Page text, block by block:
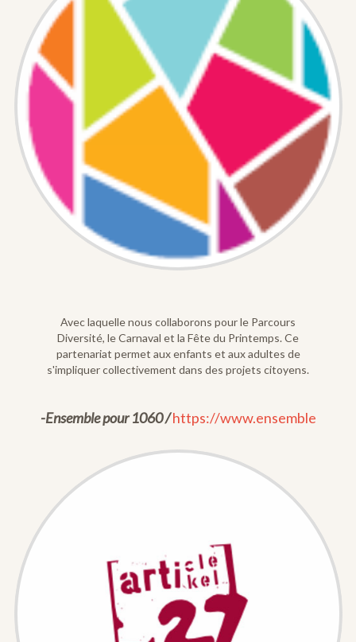
Avec laquelle nous collaborons pour le Parcours
Diversité, le Carnaval et la Fête du Printemps. Ce
partenariat permet aux enfants et aux adultes de
s'impliquer collectivement dans des projets citoyens.
-Ensemble pour 1060 / https://www.ensemble